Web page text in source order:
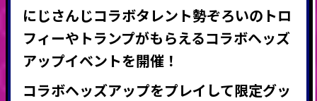
にじさんじコラボタレント勢ぞろいのトロ
フィーやトランプがもらえるコラボヘッズ
アップイベントを開催 ！
コラボヘッズアップをプレイして限定グッ